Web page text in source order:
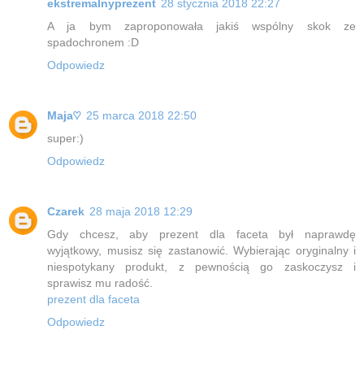
ekstremalnyprezent 28 stycznia 2018 22:27
A ja bym zaproponowała jakiś wspólny skok ze
spadochronem :D
Odpowiedz
Maja♡ 25 marca 2018 22:50
super:)
Odpowiedz
Czarek 28 maja 2018 12:29
Gdy chcesz, aby prezent dla faceta był naprawdę
wyjątkowy, musisz się zastanowić. Wybierając oryginalny i
niespotykany produkt, z pewnością go zaskoczysz i
sprawisz mu radość.
prezent dla faceta
Odpowiedz